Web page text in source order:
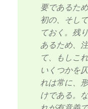
要であるた
初の、そし
ておく。残
あるため、
て、もしこ
いくつかを
れは常に、
けである。